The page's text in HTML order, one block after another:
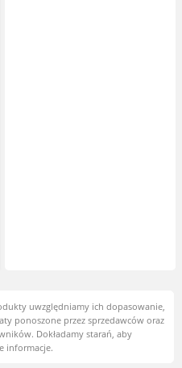
uwzględniamy ich dopasowanie,
ponoszone przez sprzedawców oraz
Dokładamy starań, aby
informacje.